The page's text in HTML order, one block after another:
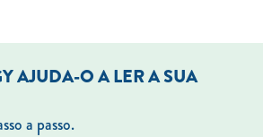
AJUDA-O A LER A SUA
a passo.